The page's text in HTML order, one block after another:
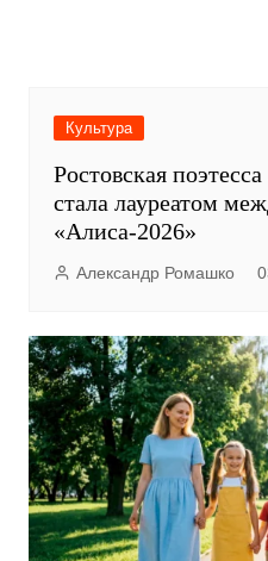
Культура
Ростовская
стала лауреатом
«Алиса-2026»
Александр Ромашко